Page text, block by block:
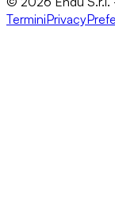
TerminiPrivacy